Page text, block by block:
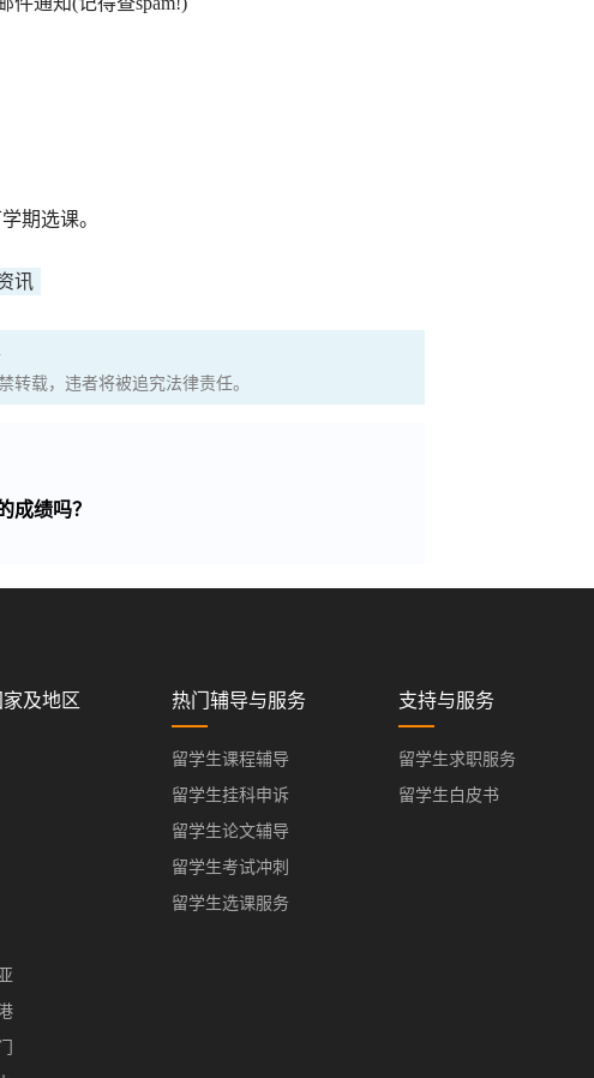
期选课。
讯
转载，违者将被追究法律责任。
成绩吗？
及地区 热门辅导与服务
留学生课程辅导
留学生挂科申诉
留学生论文辅导
留学生考试冲刺
留学生选课服务
支持与服务
留学生求职服务
留学生白皮书